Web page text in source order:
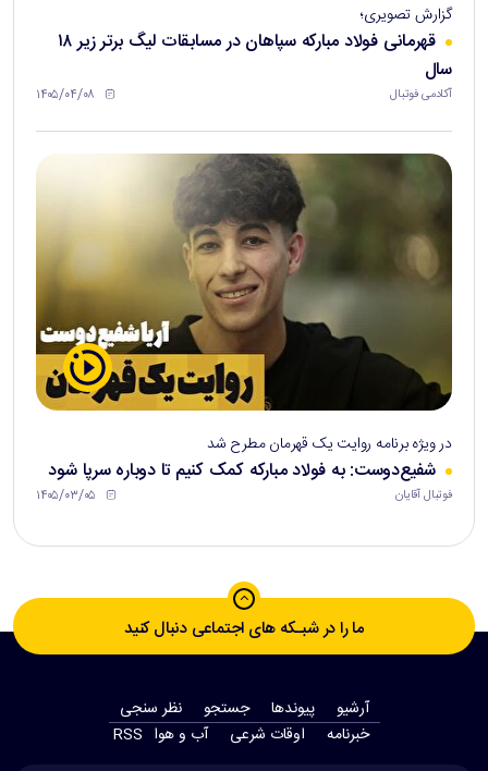
گزارش تصویری؛
قهرمانی فولاد مبارکه سپاهان در مسابقات لیگ برتر زیر ۱۸
سال
آکادمی فوتبال ۱۴۰۵/۰۴/۰۸
در ویژه برنامه روایت یک قهرمان مطرح شد
شفیع‌دوست: به فولاد مبارکه کمک کنیم تا دوباره سرپا شود
فوتبال آقایان ۱۴۰۵/۰۳/۰۵
ما را در شبـکه های اجتماعی دنبال کنید
آرشیو پیوندها جستجو
نظر سنجی
‫خبرنامه‬
اوقات شرعی آب و هوا RSS